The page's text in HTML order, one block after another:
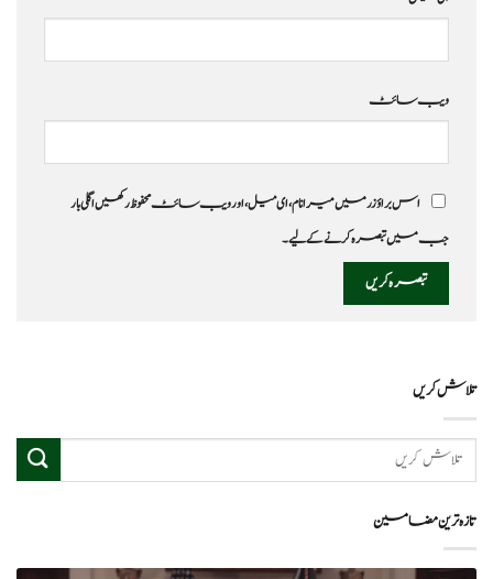
ویب‌ سائٹ
اس براؤزر میں میرا نام، ای میل، اور ویب سائٹ محفوظ رکھیں اگلی بار
جب میں تبصرہ کرنے کےلیے۔
تلاش کریں
تازہ ترین مضامین